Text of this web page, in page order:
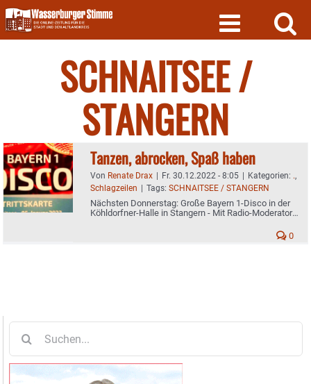
Skip
to
content
SCHNAITSEE /
STANGERN
Tanzen, abrocken, Spaß haben
Von Renate Drax | Fr. 30.12.2022 - 8:05 | Kategorien: .,
Schlagzeilen | Tags: SCHNAITSEE / STANGERN
Nächsten Donnerstag: Große Bayern 1-Disco in der
Köhldorfner-Halle in Stangern - Mit Radio-Moderator
0
nach: